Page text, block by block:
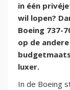
in één
wil lopen?
Boeing 737-
op de
luxer.
In de Boeing